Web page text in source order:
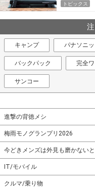
トピックス
キャンプ パナソニッ
バックパック 完全
サンコー
進撃の背徳メシ
梅雨モノグランプリ2026
今どきメンズは外見も磨かないと
IT/モバイル
クルマ/乗り物